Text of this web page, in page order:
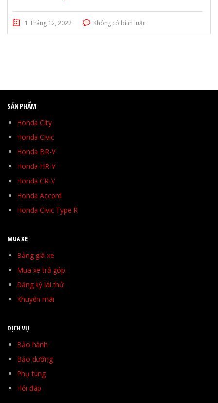
1 Tháng 12, 2022 Không có bình luận
SẢN PHẨM
Honda City
Honda Civic
Honda BR-V
Honda HR-V
Honda CR-V
Honda Accord
Honda Civic Type R
MUA XE
Bảng giá xe
Mua xe trả góp
Đăng ký lái thử
Khuyến mãi
DỊCH VỤ
Bảo hành
Bảo dưỡng
Phụ tùng
Hỏi đáp